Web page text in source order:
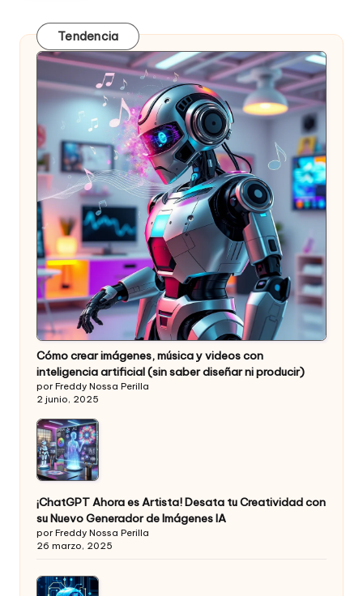
Tendencia
Cómo crear imágenes, música y videos con
inteligencia artificial (sin saber diseñar ni producir)
por Freddy Nossa Perilla
2 junio, 2025
¡ChatGPT Ahora es Artista! Desata tu Creatividad con
su Nuevo Generador de Imágenes IA
por Freddy Nossa Perilla
26 marzo, 2025